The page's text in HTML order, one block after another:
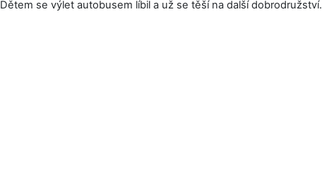
Dětem se výlet autobusem líbil a už se těší na další dobrodružství.